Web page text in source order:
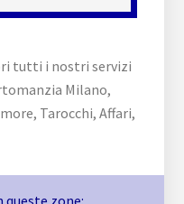
tutti i nostri servizi
Milano,
Tarocchi, Affari,
zone: